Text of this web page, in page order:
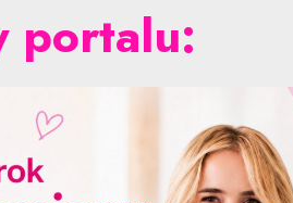
portalu: